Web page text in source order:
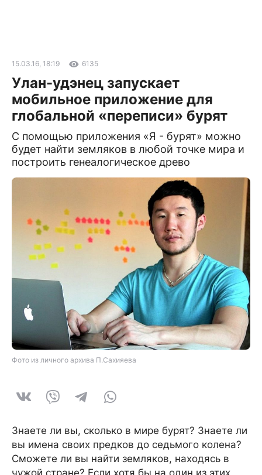
15.03.16, 18:19 6135
Улан-удэнец запускает
мобильное приложение для
глобальной «переписи» бурят
С помощью приложения «Я - бурят» можно
будет найти земляков в любой точке мира и
построить генеалогическое древо
Фото из личного архива П.Сахияева
Знаете ли вы, сколько в мире бурят? Знаете ли
вы имена своих предков до седьмого колена?
Сможете ли вы найти земляков, находясь в
чужой стране? Если хотя бы на один из этих